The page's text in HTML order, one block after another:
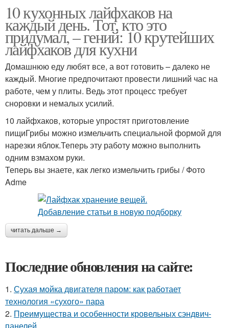
10 кухонных лайфхаков на
каждый день. Тот, кто это
придумал, – гений: 10 крутейших
лайфхаков для кухни
Домашнюю еду любят все, а вот готовить – далеко не
каждый. Многие предпочитают провести лишний час на
работе, чем у плиты. Ведь этот процесс требует
сноровки и немалых усилий.
10 лайфхаков, которые упростят приготовление
пищиГрибы можно измельчить специальной формой для
нарезки яблок.Теперь эту работу можно выполнить
одним взмахом руки.
Теперь вы знаете, как легко измельчить грибы / Фото
Adme
читать дальше →
Последние обновления на сайте:
1. Сухая мойка двигателя паром: как работает
технология «сухого» пара
2. Преимущества и особенности кровельных сэндвич-
панелей